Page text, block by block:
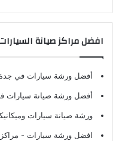
افضل مراكز صيانة
أفضل ورشة سيارات في جدة
أفضل ورشة صيانة سيارات
ورشة صيانة سيارات
افضل ورشة سيارات -